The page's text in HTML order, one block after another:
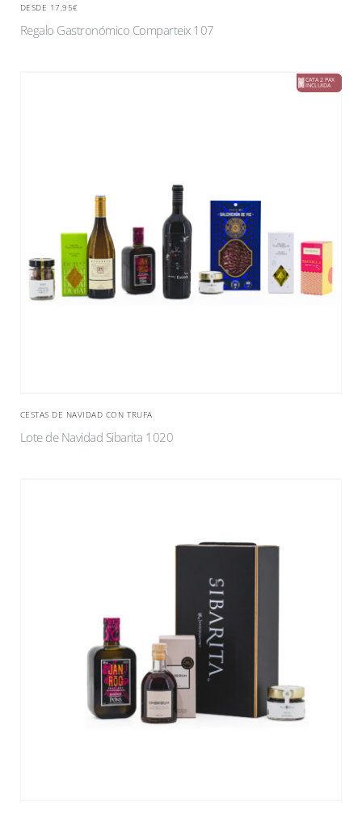
DESDE 17,95€
Regalo Gastronómico Comparteix 107
CESTAS DE NAVIDAD CON TRUFA
Lote de Navidad Sibarita 1020